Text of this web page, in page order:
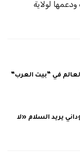
لولاية
في “بيت العرب”
يريد السلام «لا